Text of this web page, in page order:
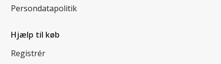
Persondatapolitik
Hjælp til køb
Registrér